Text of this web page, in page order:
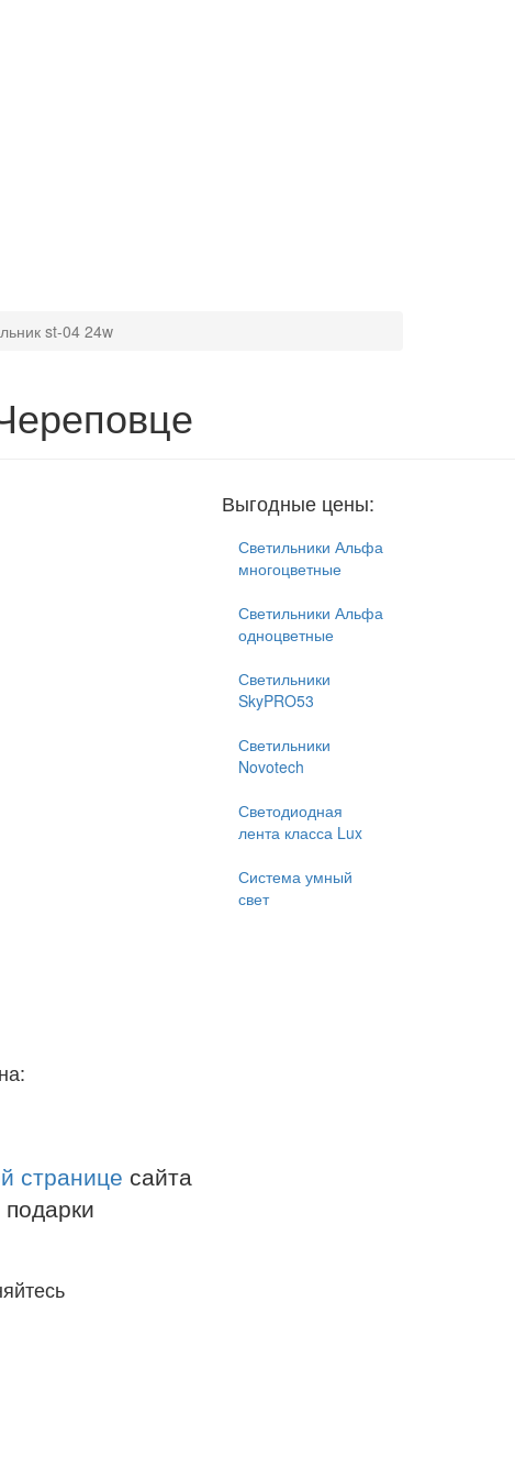
st-04 24w
странице сайта
Выгодные цены:
Светильники Альфа
многоцветные
Светильники Альфа
одноцветные
Светильники
SkyPRO53
Светильники
Novotech
Светодиодная
лента класса Lux
Система умный
свет